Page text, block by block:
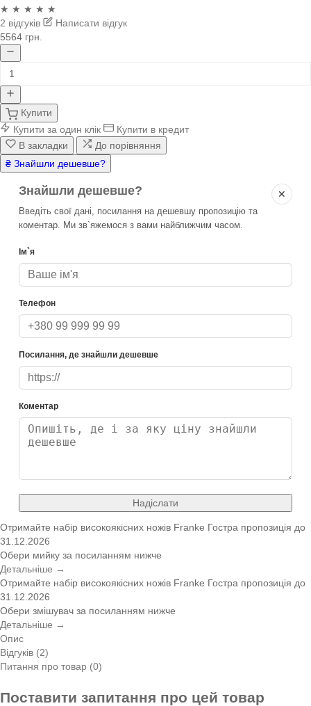
★ ★ ★ ★ ★
2 відгуків
Написати відгук
5564 грн.
Купити
Купити за один клік
Купити в кредит
В закладки
До порівняння
₴ Знайшли дешевше?
✕
Знайшли дешевше?
Введіть свої дані, посилання на дешевшу пропозицію та
коментар. Ми зв`яжемося з вами найближчим часом.
Ім`я
Телефон
Посилання, де знайшли дешевше
Коментар
Надіслати
Отримайте набір високоякісних ножів Franke Гостра пропозиція до
31.12.2026
Обери мийку за посиланням нижче
Детальніше →
Отримайте набір високоякісних ножів Franke Гостра пропозиція до
31.12.2026
Обери змішувач за посиланням нижче
Детальніше →
Опис
Відгуків (2)
Питання про товар (0)
Поставити запитання про цей товар